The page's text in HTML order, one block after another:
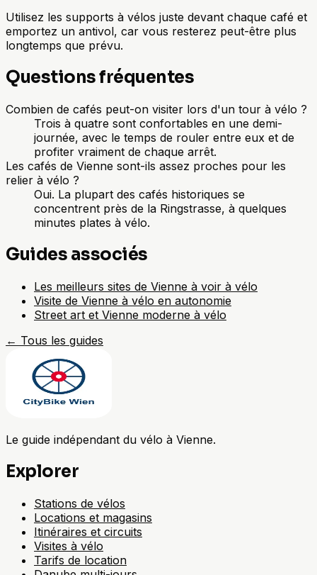
Utilisez les supports à vélos juste devant chaque café et
emportez un antivol, car vous resterez peut-être plus
longtemps que prévu.
Questions fréquentes
Combien de cafés peut-on visiter lors d'un tour à vélo ?
Trois à quatre sont confortables en une demi-
journée, avec le temps de rouler entre eux et de
profiter vraiment de chaque arrêt.
Les cafés de Vienne sont-ils assez proches pour les
relier à vélo ?
Oui. La plupart des cafés historiques se
concentrent près de la Ringstrasse, à quelques
minutes plates à vélo.
Guides associés
Les meilleurs sites de Vienne à voir à vélo
Visite de Vienne à vélo en autonomie
Street art et Vienne moderne à vélo
← Tous les guides
Le guide indépendant du vélo à Vienne.
Explorer
Stations de vélos
Locations et magasins
Itinéraires et circuits
Visites à vélo
Tarifs de location